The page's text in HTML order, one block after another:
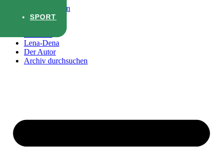
Zum Inhalt wechseln
Lena-Dena
Der Autor
Archiv durchsuchen
SPORT
SPORT